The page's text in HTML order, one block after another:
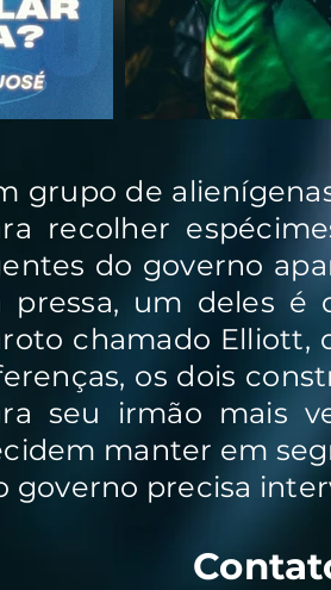
grupo de
recolher
do governo
pressa, um deles é
chamado Elliott,
os dois
seu irmão mais
manter em
governo precisa